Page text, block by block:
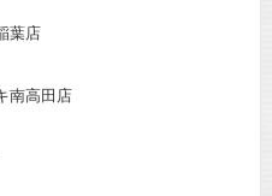
葉店
南高田店